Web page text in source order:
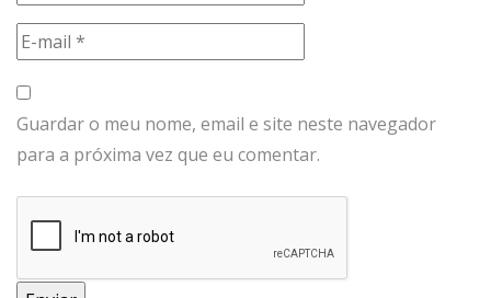
Guardar o meu nome, email e site neste navegador
para a próxima vez que eu comentar.